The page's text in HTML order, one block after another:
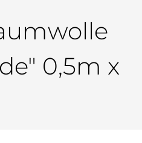
0,5m x